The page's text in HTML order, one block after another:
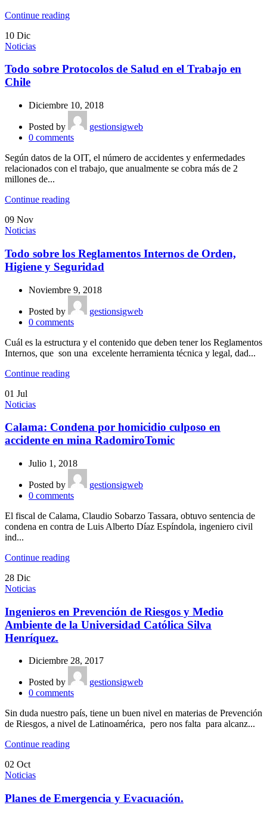
Continue reading
10 Dic
Noticias
Todo sobre Protocolos de Salud en el Trabajo en
Chile
Diciembre 10, 2018
Posted by
gestionsigweb
0 comments
Según datos de la OIT, el número de accidentes y enfermedades
relacionados con el trabajo, que anualmente se cobra más de 2
millones de...
Continue reading
09 Nov
Noticias
Todo sobre los Reglamentos Internos de Orden,
Higiene y Seguridad
Noviembre 9, 2018
Posted by
gestionsigweb
0 comments
Cuál es la estructura y el contenido que deben tener los Reglamentos
Internos, que son una excelente herramienta técnica y legal, dad...
Continue reading
01 Jul
Noticias
Calama: Condena por homicidio culposo en
accidente en mina RadomiroTomic
Julio 1, 2018
Posted by
gestionsigweb
0 comments
El fiscal de Calama, Claudio Sobarzo Tassara, obtuvo sentencia de
condena en contra de Luis Alberto Díaz Espíndola, ingeniero civil
ind...
Continue reading
28 Dic
Noticias
Ingenieros en Prevención de Riesgos y Medio
Ambiente de la Universidad Católica Silva
Henríquez.
Diciembre 28, 2017
Posted by
gestionsigweb
0 comments
Sin duda nuestro país, tiene un buen nivel en materias de Prevención
de Riesgos, a nivel de Latinoamérica, pero nos falta para alcanz...
Continue reading
02 Oct
Noticias
Planes de Emergencia y Evacuación.